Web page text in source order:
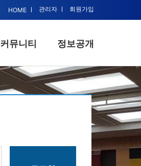
HOME 관리자 회원가입
커뮤니티 정보공개
정보공개